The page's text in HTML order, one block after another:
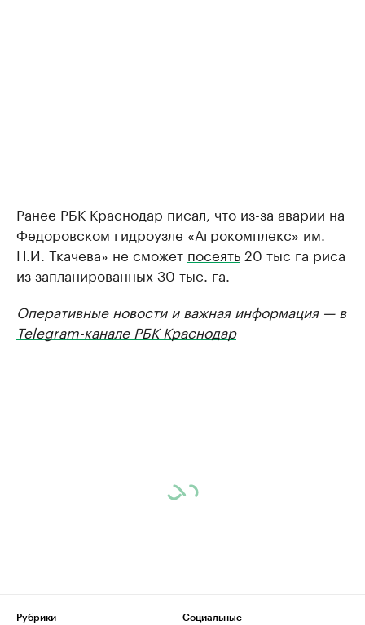
Ранее РБК Краснодар писал, что из-за аварии на
Федоровском гидроузле «Агрокомплекс» им.
Н.И. Ткачева» не сможет посеять 20 тыс га риса
из запланированных 30 тыс. га.
Оперативные новости и важная информация — в
Telegram-канале РБК Краснодар
Рубрики
Социальные